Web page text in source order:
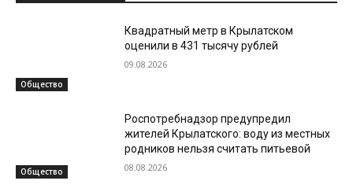
Общество
Квадратный метр в Крылатском
оценили в 431 тысячу рублей
09.08.2026
Общество
Роспотребнадзор предупредил
жителей Крылатского: воду из местных
родников нельзя считать питьевой
08.08.2026